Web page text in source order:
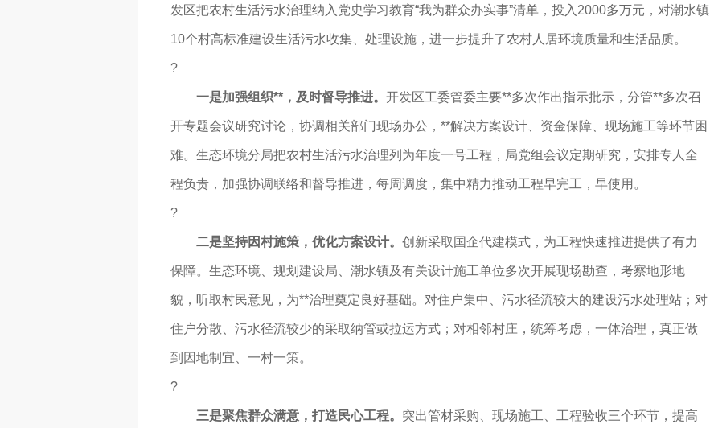
发区把农村生活污水治理纳入党史学习教育“我为群众办实事”清单，投入2000多万元，对潮水镇
10个村高标准建设生活污水收集、处理设施，进一步提升了农村人居环境质量和生活品质。
?
一是加强组织**，及时督导推进。 开发区工委管委主要**多次作出指示批示，分管**多次召
开专题会议研究讨论，协调相关部门现场办公，**解决方案设计、资金保障、现场施工等环节困
难。生态环境分局把农村生活污水治理列为年度一号工程，局党组会议定期研究，安排专人全
程负责，加强协调联络和督导推进，每周调度，集中精力推动工程早完工，早使用。
?
二是坚持因村施策，优化方案设计。 创新采取国企代建模式，为工程快速推进提供了有力
保障。生态环境、规划建设局、潮水镇及有关设计施工单位多次开展现场勘查，考察地形地
貌，听取村民意见，为**治理奠定良好基础。对住户集中、污水径流较大的建设污水处理站；对
住户分散、污水径流较少的采取纳管或拉运方式；对相邻村庄，统筹考虑，一体治理，真正做
到因地制宜、一村一策。
?
三是聚焦群众满意，打造民心工程。 突出管材采购、现场施工、工程验收三个环节，提高